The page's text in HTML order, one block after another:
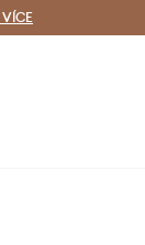
VÍCE